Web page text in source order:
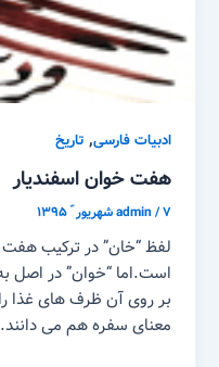
ادبیات فارسی, تاریخ
هفت خوان اسفندیار
admin/۷ شهریور ّ ۱۳۹۵
لفظ “خان” در ترکیب
است.اما “خوان” در اصل
بر روی آن ظرف های غذا
معنای سفره هم می